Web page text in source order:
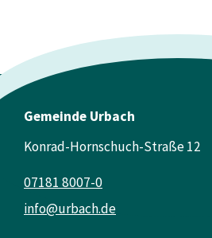
Gemeinde Urbach
Konrad-Hornschuch-Straße 12
info@urbach.de
07181 8007-0